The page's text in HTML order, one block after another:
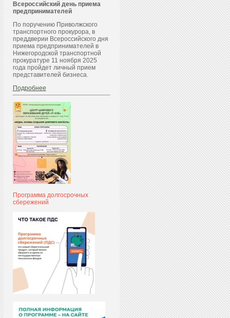
Всероссийский день приема
предпринимателей
По поручению Приволжского
транспортного прокурора, в
преддверии Всероссийского дня
приема предпринимателей в
Нижегородской транспортной
прокуратуре 11 ноября 2025
года пройдет личный прием
представителей бизнеса.
Подробнее
Программа долгосрочных
сбережений